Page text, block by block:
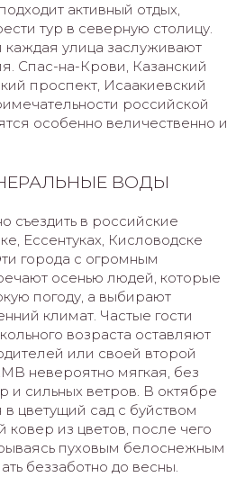
активный отдых,
тур в северную столицу.
каждая улица заслуживают
Спас-на-Крови, Казанский
проспект, Исаакиевский
российской
особенно величественно и
ВОДЫ
съездить в российские
Ессентуках, Кисловодске
города с огромным
осенью людей, которые
погоду, а выбирают
климат. Частые гости
возраста оставляют
или своей второй
невероятно мягкая, без
и сильных ветров. В октябре
цветущий сад с буйством
ковер из цветов, после чего
пуховым белоснежным
беззаботно до весны.